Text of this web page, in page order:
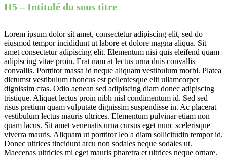
H5 – Intitulé du sous titre
Lorem ipsum dolor sit amet, consectetur adipiscing elit, sed do
eiusmod tempor incididunt ut labore et dolore magna aliqua. Sit
amet consectetur adipiscing elit. Elementum nisi quis eleifend quam
adipiscing vitae proin. Erat nam at lectus urna duis convallis
convallis. Porttitor massa id neque aliquam vestibulum morbi. Platea
dictumst vestibulum rhoncus est pellentesque elit ullamcorper
dignissim cras. Odio aenean sed adipiscing diam donec adipiscing
tristique. Aliquet lectus proin nibh nisl condimentum id. Sed sed
risus pretium quam vulputate dignissim suspendisse in. Ac placerat
vestibulum lectus mauris ultrices. Elementum pulvinar etiam non
quam lacus. Sit amet venenatis urna cursus eget nunc scelerisque
viverra mauris. Aliquam ut porttitor leo a diam sollicitudin tempor id.
Donec ultrices tincidunt arcu non sodales neque sodales ut.
Maecenas ultricies mi eget mauris pharetra et ultrices neque ornare.